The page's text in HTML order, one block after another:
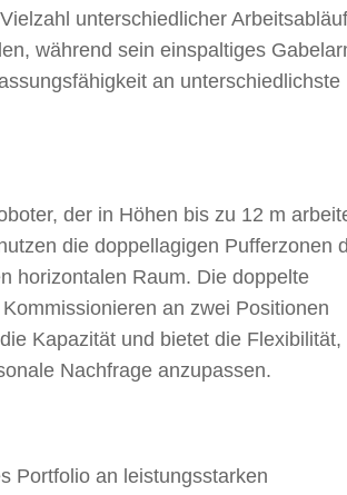
unterschiedlicher
während sein einspaltiges
an unterschiedlichste
der in Höhen bis zu 12 m
die doppellagigen Pufferzonen
horizontalen Raum. Die doppelte
an zwei Positionen
Kapazität und bietet die Flexibilität,
Nachfrage anzupassen.
Portfolio an leistungsstarken